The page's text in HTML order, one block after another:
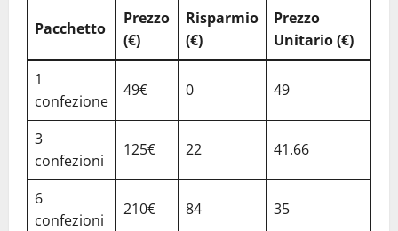
Pacchetto
Prezzo
(€)
Risparmio
(€)
Prezzo
Unitario (€)
1
confezione
49€ 0 49
3
confezioni
125€ 22 41.66
6
confezioni
210€ 84 35